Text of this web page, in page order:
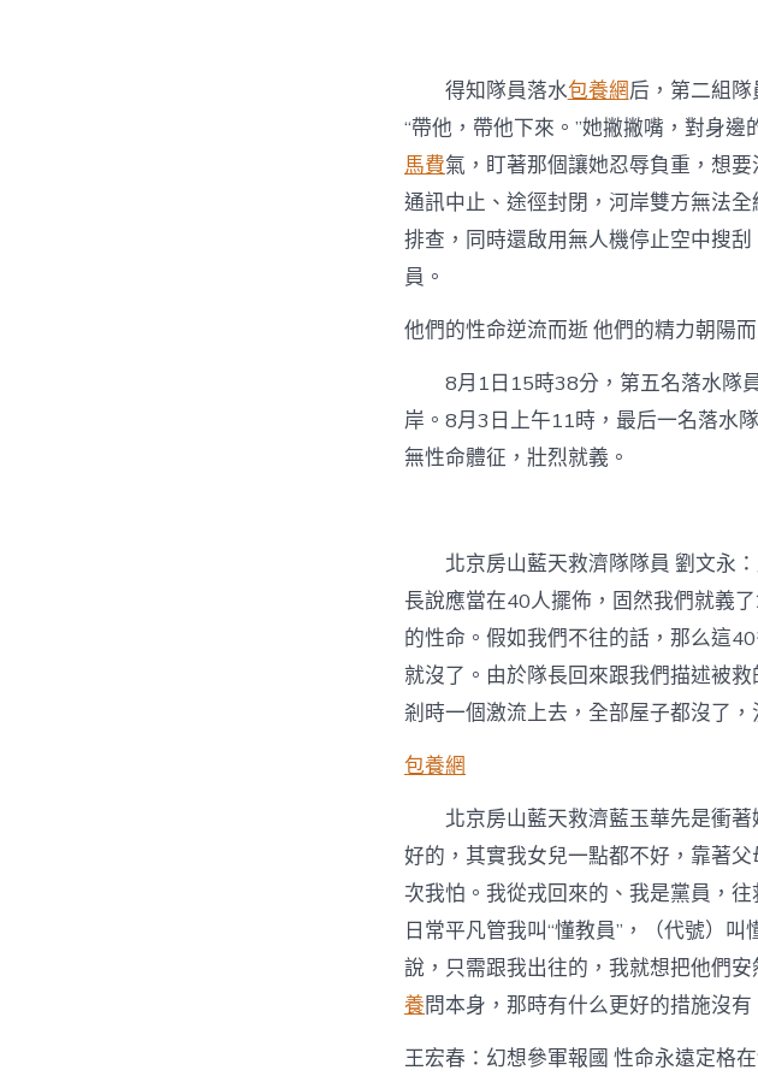
得知隊員落水包養網后，第二組
“帶他，帶他下來。”她撇撇嘴，對身
馬費氣，盯著那個讓她忍辱負重，想要
通訊中止、途徑封閉，河岸雙方無法
排查，同時還啟用無人機停止空中搜
員。
他們的性命逆流而逝 他們的精力朝陽
8月1日15時38分，第五名落水隊
岸。8月3日上午11時，最后一名落水
無性命體征，壯烈就義。
北京房山藍天救濟隊隊員 劉文永
長說應當在40人擺佈，固然我們就義
的性命。假如我們不往的話，那么這
就沒了。由於隊長回來跟我們描述被
剎時一個激流上去，全部屋子都沒了，
包養網
北京房山藍天救濟藍玉華先是衝
好的，其實我女兒一點都不好，靠著
次我怕。我從戎回來的、我是黨員，
日常平凡管我叫“懂教員”，（代號）
說，只需跟我出往的，我就想把他們
養問本身，那時有什么更好的措施沒有
王宏春：幻想參軍報國 性命永遠定格在